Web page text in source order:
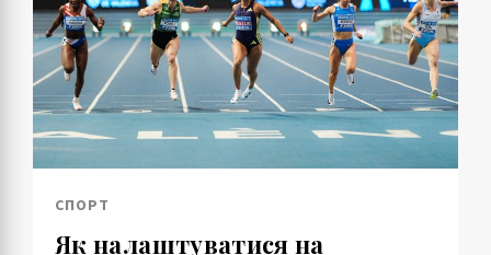
СПОРТ
Як налаштуватися на